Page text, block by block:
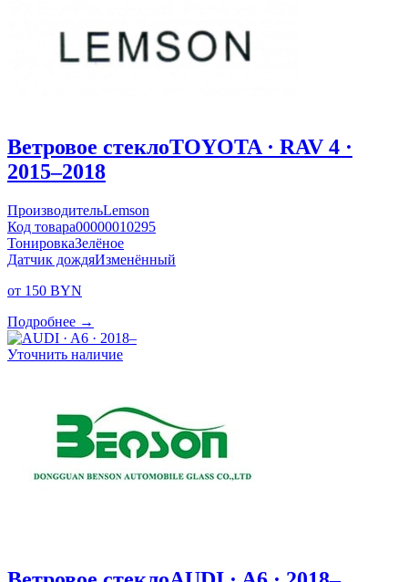
Ветровое стеклоTOYOTA · RAV 4 ·
2015–2018
ПроизводительLemson
Код товара00000010295
ТонировкаЗелёное
Датчик дождяИзменённый
от 150 BYN
Подробнее →
Уточнить наличие